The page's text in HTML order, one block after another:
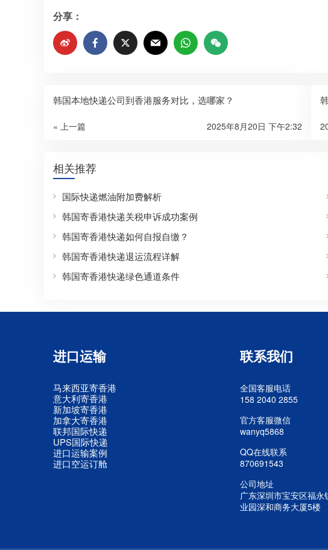
分享：
韩国本地快递公司到香港服务对比，选哪家？
« 上一篇 2025年8月20日 下午2:32
相关推荐
国际快递燃油附加费解析
韩国寄香港快递关税申诉成功案例
韩国寄香港快递如何自报自缴？
韩国寄香港快递退运流程详解
韩国寄香港快递绿色通道条件
进口运输
马来西亚寄香港
意大利寄香港
新加坡寄香港
加拿大寄香港
联邦国际快递
UPS国际快递
进口运输案例
进口空运订舱
联系我们
全国客服电话
158 2040 2855
官方客服微信
wanyq5868
QQ在线联系
870691543
公司地址
广东深圳市宝安区福永
业园深和商务大厦5楼